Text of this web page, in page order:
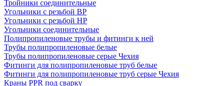
Тройники соединительные
Угольники с резьбой ВР
Угольники с резьбой НР
Угольники соединительные
Полипропиленовые трубы и фитинги к ней
Трубы полипропиленовые белые
Трубы полипропиленовые серые Чехия
Фитинги для полипропиленовые труб белые
Фитинги для полипропиленовые труб серые Чехия
Краны PPR под сварку